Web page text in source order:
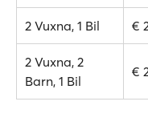
2 Vuxna, 1 Bil €
2 Vuxna, 2
Barn, 1 Bil
€